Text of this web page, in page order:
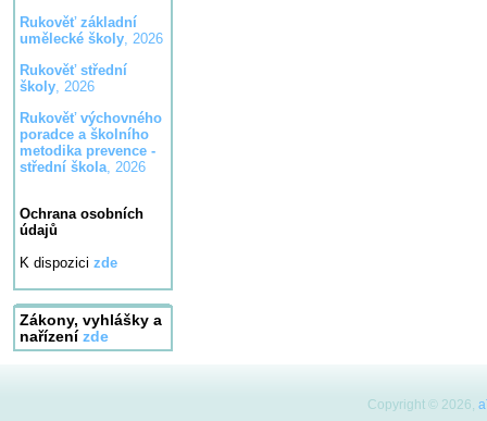
Rukověť základní
umělecké školy, 2026
Rukověť střední
školy, 2026
Rukověť výchovného
poradce a školního
metodika prevence -
střední škola, 2026
Ochrana osobních
údajů
K dispozici zde
Zákony, vyhlášky a
nařízení zde
Copyright © 2026,